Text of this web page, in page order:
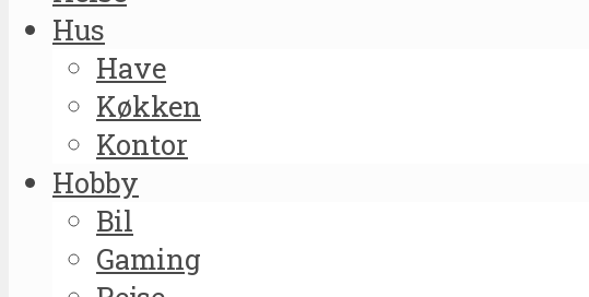
Hus
Have
Køkken
Kontor
Hobby
Bil
Gaming